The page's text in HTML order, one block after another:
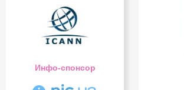
Инфо-спонсор